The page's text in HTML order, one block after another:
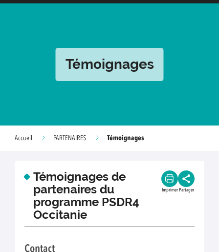
Témoignages
Accueil PARTENAIRES Témoignages
Témoignages de
partenaires du
programme PSDR4
Occitanie
Imprimer Partager
Contact